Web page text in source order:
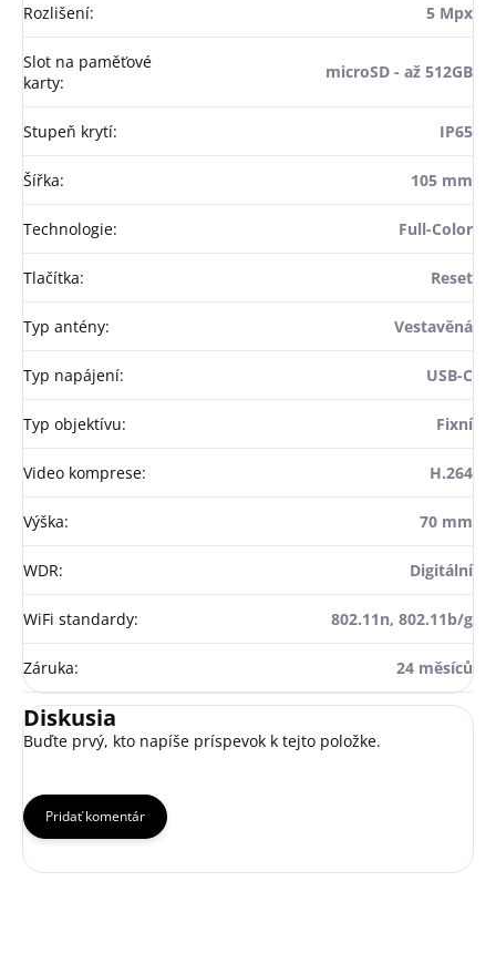
Rozlišení: 5 Mpx
Slot na paměťové
karty:
microSD - až 512GB
Stupeň krytí: IP65
Šířka: 105 mm
Technologie: Full-Color
Tlačítka: Reset
Typ antény: Vestavěná
Typ napájení: USB-C
Typ objektívu: Fixní
Video komprese: H.264
Výška: 70 mm
WDR: Digitální
WiFi standardy: 802.11n, 802.11b/g
Záruka: 24 měsíců
Diskusia
Buďte prvý, kto napíše príspevok k tejto položke.
Pridať komentár